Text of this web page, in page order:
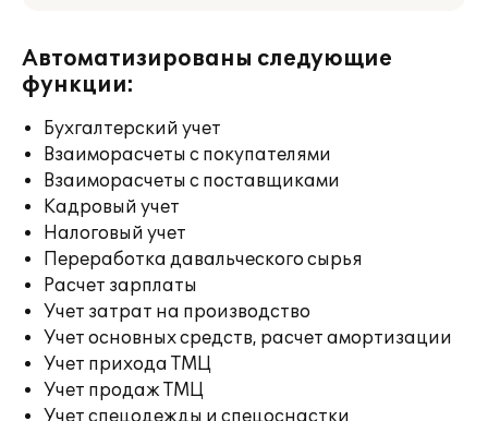
Автоматизированы следующие
функции:
Бухгалтерский учет
Взаиморасчеты с покупателями
Взаиморасчеты с поставщиками
Кадровый учет
Налоговый учет
Переработка давальческого сырья
Расчет зарплаты
Учет затрат на производство
Учет основных средств, расчет амортизации
Учет прихода ТМЦ
Учет продаж ТМЦ
Учет спецодежды и спецоснастки